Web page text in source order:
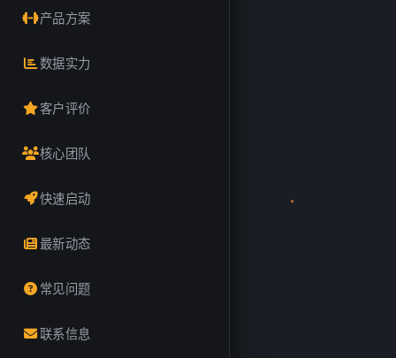
产品方案
数据实力
客户评价
核心团队
快速启动
最新动态
常见问题
联系信息